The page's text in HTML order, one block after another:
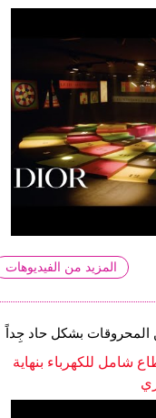
المزيد من الفيديوهات
بشكل حاد جِداً
شامل للكهرباء بنهاية